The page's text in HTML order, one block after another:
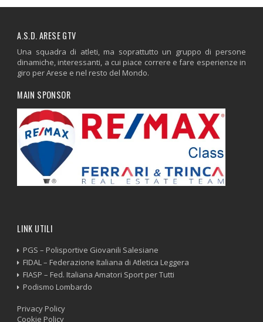
A.S.D. ARESE GTV
Una squadra di atleti, ma soprattutto un gruppo di persone
dinamiche, interessanti, a cui piace correre e fare esperienze in
giro per Arese e nel resto del Mondo.
MAIN SPONSOR
LINK UTILI
PGS – Polisportive Giovanili Salesiane
FIDAL – Federazione Italiana di Atletica Leggera
FIASP – Fed. Italiana Amatori Sport per Tutti
Podismo Lombardo
Privacy Policy
Cookie Policy